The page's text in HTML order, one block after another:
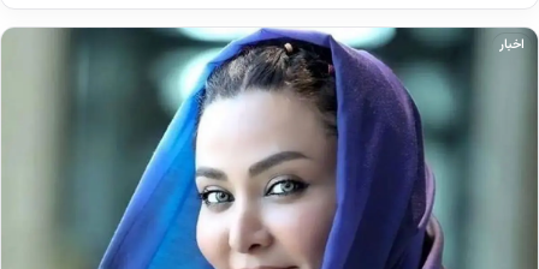
اخبار